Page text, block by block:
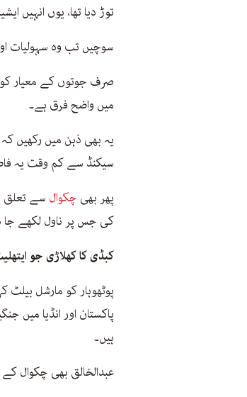
توڑ دیا تھا، یوں انہیں
سوچیں تب وہ سہولیات
صرف جوتوں کے معیار
میں واضح فرق ہے۔
سیکنڈ سے کم وقت یہ فاصلہ 1969 میں طے
پھر بھی چکوال سے تعلق
کی جس پر ناول لکھے جا
کبڈی کا کھلاڑی جو
پوٹھوہار کو مارشل
پاکستان اور انڈیا میں
ہیں۔
عبدالخالق بھی چکوال کے ایک